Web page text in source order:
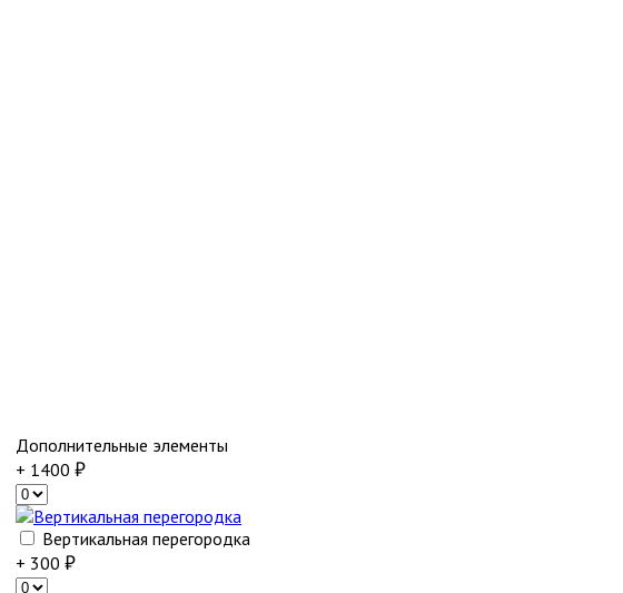
Дополнительные элементы
+ 1400
Вертикальная перегородка
+ 300